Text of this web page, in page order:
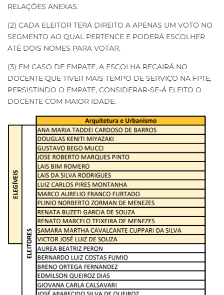
RELAÇÕES ANEXAS.
(2) CADA ELEITOR TERÁ DIREITO A APENAS UM VOTO NO
SEGMENTO AO QUAL PERTENCE E PODERÁ ESCOLHER
ATÉ DOIS NOMES PARA VOTAR.
(3) EM CASO DE EMPATE, A ESCOLHA RECAIRÁ NO
DOCENTE QUE TIVER MAIS TEMPO DE SERVIÇO NA FPTE,
PERSISTINDO O EMPATE, CONSIDERAR-SE-Á ELEITO O
DOCENTE COM MAIOR IDADE.